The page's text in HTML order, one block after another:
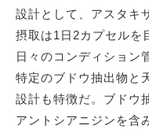
設計として、アスタキ
摂取は1日2カプセルを
日々のコンディション
特定のブドウ抽出物と
設計も特徴だ。ブドウ
アントシアニジンを含